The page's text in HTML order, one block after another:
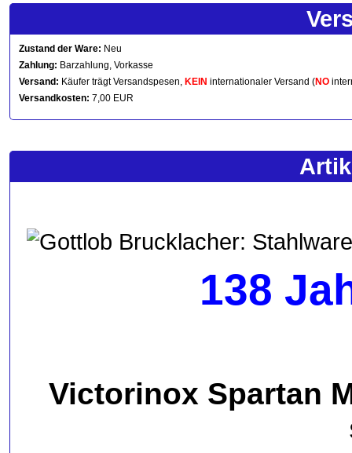
Zustand der Ware: Neu
Zahlung: Barzahlung, Vorkasse
Versand: Käufer trägt Versandspesen, KEIN internationaler Versand (NO
Versandkosten: 7,00 EUR
138
Victorinox Spartan